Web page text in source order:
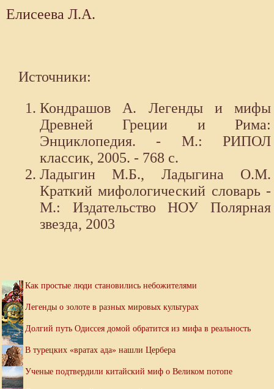
Елисеева Л.А.
Источники:
Кондрашов А. Легенды и мифы
Древней Греции и Рима:
Энциклопедия. - М.: РИПОЛ
классик, 2005. - 768 с.
Ладыгин М.Б., Ладыгина О.М.
Краткий мифологический словарь -
М.: Издательство НОУ Полярная
звезда, 2003
Как простые люди становились небожителями
Легенды о золоте в разных мировых культурах
Долгий путь Одиссея домой обратится из мифа в реальность
В турецких «вратах ада» нашли Цербера
Ученые подтвердили китайский миф о Великом потопе